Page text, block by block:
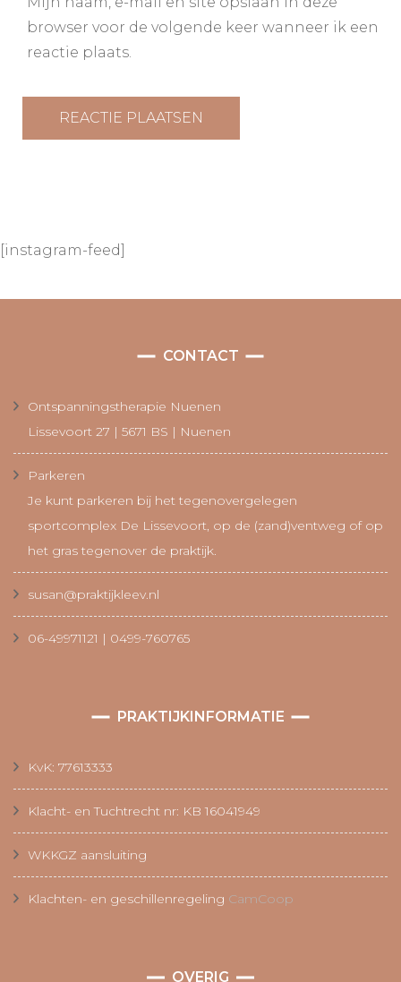
browser voor de volgende keer wanneer ik een
reactie plaats.
[instagram-feed]
CONTACT
Ontspanningstherapie Nuenen
Lissevoort 27 | 5671 BS | Nuenen
Parkeren
Je kunt parkeren bij het tegenovergelegen
sportcomplex De Lissevoort, op de (zand)ventweg of op
het gras tegenover de praktijk.
susan@praktijkleev.nl
06-49971121 | 0499-760765
PRAKTIJKINFORMATIE
KvK: 77613333
Klacht- en Tuchtrecht nr: KB 16041949
WKKGZ aansluiting
Klachten- en geschillenregeling CamCoop
OVERIG